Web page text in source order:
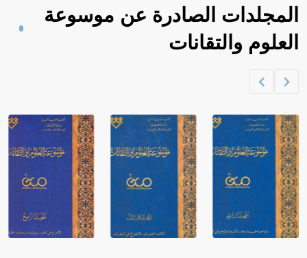
المجلدات الصادرة عن موسوعة
العلوم والتقانات